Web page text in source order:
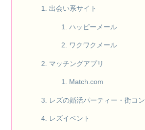
出会い系サイト
ハッピーメール
ワクワクメール
マッチングアプリ
Match.com
レズの婚活パーティー・街コン
レズイベント